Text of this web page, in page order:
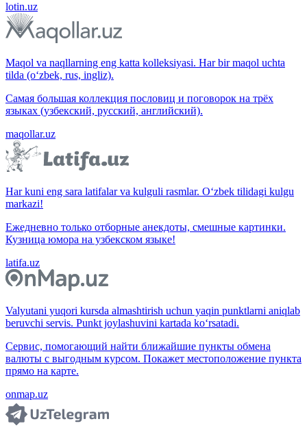
lotin.uz
Maqol va naqllarning eng katta kolleksiyasi. Har bir maqol uchta
tilda (o‘zbek, rus, ingliz).
Самая большая коллекция пословиц и поговорок на трёх
языках (узбекский, русский, английский).
maqollar.uz
Har kuni eng sara latifalar va kulguli rasmlar. O‘zbek tilidagi kulgu
markazi!
Ежедневно только отборные анекдоты, смешные картинки.
Кузница юмора на узбекском языке!
latifa.uz
Valyutani yuqori kursda almashtirish uchun yaqin punktlarni aniqlab
beruvchi servis. Punkt joylashuvini kartada ko‘rsatadi.
Сервис, помогающий найти ближайшие пункты обмена
валюты с выгодным курсом. Покажет местоположение пункта
прямо на карте.
onmap.uz